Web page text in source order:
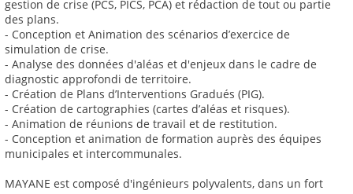
gestion de crise (PCS, PICS, PCA) et rédaction de tout ou partie
des plans.
- Conception et Animation des scénarios d’exercice de
simulation de crise.
- Analyse des données d'aléas et d'enjeux dans le cadre de
diagnostic approfondi de territoire.
- Création de Plans d’Interventions Gradués (PIG).
- Création de cartographies (cartes d’aléas et risques).
- Animation de réunions de travail et de restitution.
- Conception et animation de formation auprès des équipes
municipales et intercommunales.
MAYANE est composé d'ingénieurs polyvalents, dans un fort